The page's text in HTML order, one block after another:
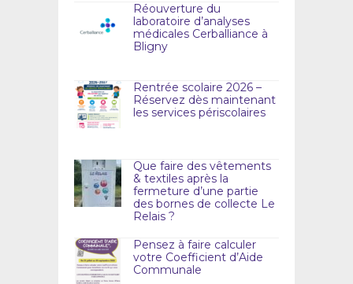
Réouverture du
laboratoire d’analyses
médicales Cerballiance à
Bligny
Rentrée scolaire 2026 –
Réservez dès maintenant
les services périscolaires
Que faire des vêtements
& textiles après la
fermeture d’une partie
des bornes de collecte Le
Relais ?
Pensez à faire calculer
votre Coefficient d’Aide
Communale